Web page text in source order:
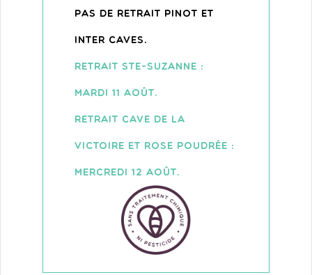
PAS DE RETRAIT PINOT ET
INTER CAVES.
RETRAIT STE-SUZANNE :
MARDI 11 AOÛT.
RETRAIT CAVE DE LA
VICTOIRE ET ROSE POUDRÉE :
MERCREDI 12 AOÛT.